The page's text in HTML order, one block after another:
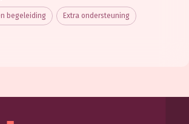
begeleiding Extra ondersteuning